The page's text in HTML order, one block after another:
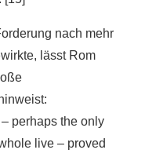
nach mehr
lässt Rom
perhaps the only
live – proved